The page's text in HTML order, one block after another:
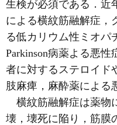
生検が必須である．近
による横紋筋融解症，
る低カリウム性ミオパ
Parkinson病薬よる悪
者に対するステロイド
肢麻痺，麻酔薬による
横紋筋融解症は薬物
壊，壊死に陥り，筋膜